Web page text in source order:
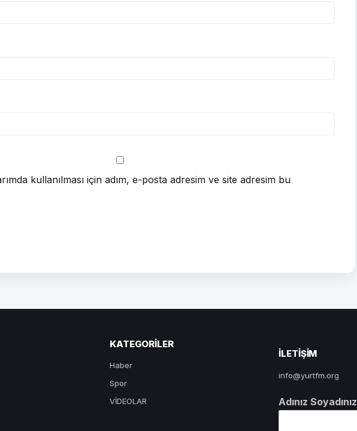
kullanılması için adım, e-posta adresim ve site adresim bu
KATEGORILER
Haber
Spor
VİDEOLAR
ILETIŞIM
info@yurtfm.org
Adınız Soyadınız